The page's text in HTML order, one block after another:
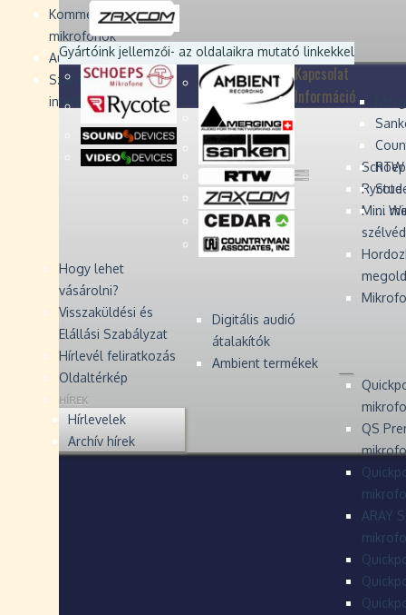
Kommentátor-
mikrofonok
Audio Monitors
Számítógépes audió
interfész
Rycote
Mini
Digitális audió
átalakítók
Ambient termékek
QS
ARAY
...
Devices
Devices
Zaxcom
Zaxcom
Gyártóink jellemzői- az oldalaikra mutató linkekkel
Kapcsolat
Információ
Hogy lehet
vásárolni?
Visszaküldési és
Elállási Szabályzat
Hírlevél feliratkozás
Oldaltérkép
HÍREK
Hírlevelek
Archív hírek